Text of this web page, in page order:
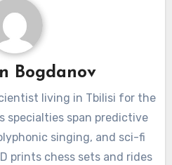
Bogdanov
living in Tbilisi for the
specialties span predictive
singing, and sci-fi
prints chess sets and rides